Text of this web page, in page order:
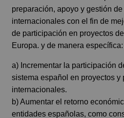
preparación, apoyo y gestión
internacionales con el fin de
de participación en proyectos
Europa. y de manera específica:
a) Incrementar la participación
sistema español en proyectos y
internacionales.
b) Aumentar el retorno
entidades españolas, como